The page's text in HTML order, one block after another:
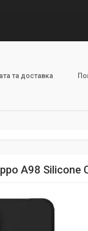
та доставка
A98 Silicone